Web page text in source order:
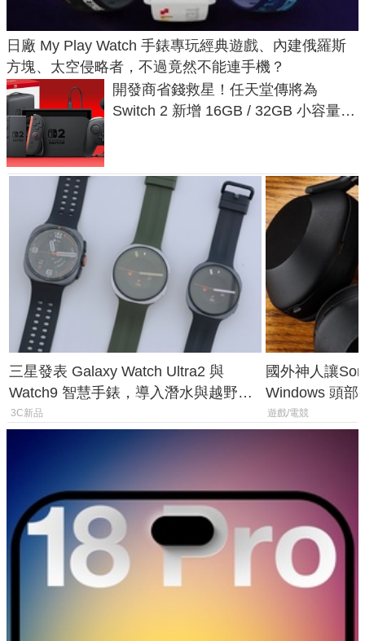
日廠 My Play Watch 手錶專玩經典遊戲、內建俄羅斯
方塊、太空侵略者，不過竟然不能連手機？
開發商省錢救星！任天堂傳將為
Switch 2 新增 16GB / 32GB 小容量遊
三星發表 Galaxy Watch Ultra2 與
Watch9 智慧手錶，導入潛水與越野跑
導航功能
3C新品
國外神人讓
Windows 頭部
飛行超有感
遊戲/電競